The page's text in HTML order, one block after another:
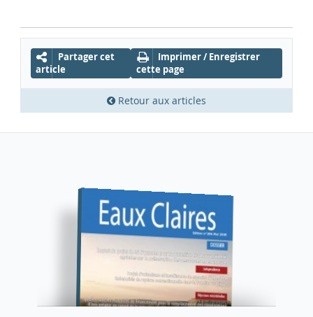
Partager cet
article
Imprimer / Enregistrer
cette page
Retour aux articles